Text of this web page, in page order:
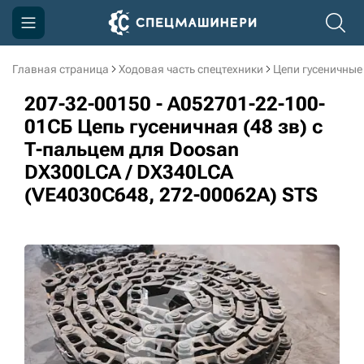
Главная страница Ходовая часть спецтехники Цепи гусеничные
207-32-00150 - A052701-22-100-
01СБ Цепь гусеничная (48 зв) c
Т-пальцем для Doosan
DX300LCA / DX340LCA
(VE4030C648, 272-00062A) STS
Компания
Акции
Доставка и оплата
Информация
3D тур по производству
3D тур по складам
sksale@skdst.ru